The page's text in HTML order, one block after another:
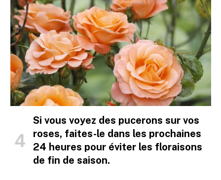
Si vous voyez des pucerons sur vos
roses, faites-le dans les prochaines
24 heures pour éviter les floraisons
de fin de saison.